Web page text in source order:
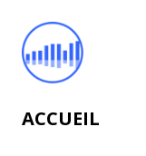
ACCUEIL